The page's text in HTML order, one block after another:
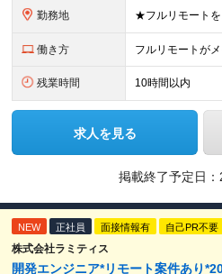
勤務地
働き方 フルリモートが
残業時間 10時間以内
求人を見る
掲載終了予定日：
NEW 正社員 面接情報有 自己PR不要
株式会社ラミティス
開発エンジニア*リモート案件あり